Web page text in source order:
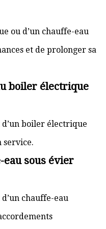
ou d’un chauffe-eau
et de prolonger sa
boiler électrique
boiler électrique
service.
eau sous évier
chauffe-eau